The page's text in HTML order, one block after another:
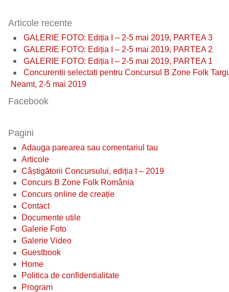
Articole recente
GALERIE FOTO: Ediția I – 2-5 mai 2019, PARTEA 3
GALERIE FOTO: Ediția I – 2-5 mai 2019, PARTEA 2
GALERIE FOTO: Ediția I – 2-5 mai 2019, PARTEA 1
Concurentii selectati pentru Concursul B Zone Folk
Neamt, 2-5 mai 2019
Facebook
Pagini
Adauga parearea sau comentariul tau
Articole
Câștigătorii Concursului, ediția I – 2019
Concurs B Zone Folk România
Concurs online de creație
Contact
Documente utile
Galerie Foto
Galerie Video
Guestbook
Home
Politica de confidentialitate
Program